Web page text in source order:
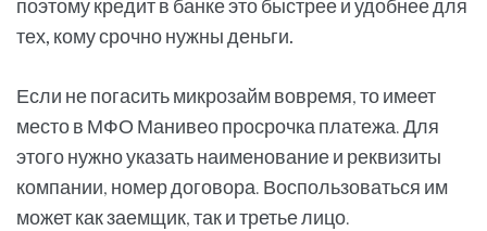
поэтому кредит в банке это быстрее и удобнее для
тех, кому срочно нужны деньги.
Если не погасить микрозайм вовремя, то имеет
место в МФО Манивео просрочка платежа. Для
этого нужно указать наименование и реквизиты
компании, номер договора. Воспользоваться им
может как заемщик, так и третье лицо.